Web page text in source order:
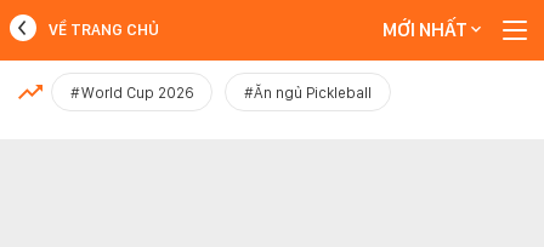
MỚI NHẤT
VỀ TRANG CHỦ MỚI NHẤT
#World Cup 2026 #Ăn ngủ Pickleball